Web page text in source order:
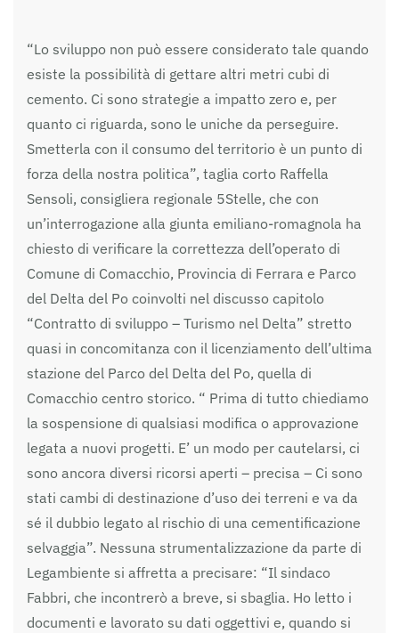
“Lo sviluppo non può essere considerato tale quando
esiste la possibilità di gettare altri metri cubi di
cemento. Ci sono strategie a impatto zero e, per
quanto ci riguarda, sono le uniche da perseguire.
Smetterla con il consumo del territorio è un punto di
forza della nostra politica”, taglia corto Raffella
Sensoli, consigliera regionale 5Stelle, che con
un’interrogazione alla giunta emiliano-romagnola ha
chiesto di verificare la correttezza dell’operato di
Comune di Comacchio, Provincia di Ferrara e Parco
del Delta del Po coinvolti nel discusso capitolo
“Contratto di sviluppo – Turismo nel Delta” stretto
quasi in concomitanza con il licenziamento dell’ultima
stazione del Parco del Delta del Po, quella di
Comacchio centro storico. “ Prima di tutto chiediamo
la sospensione di qualsiasi modifica o approvazione
legata a nuovi progetti. E’ un modo per cautelarsi, ci
sono ancora diversi ricorsi aperti – precisa – Ci sono
stati cambi di destinazione d’uso dei terreni e va da
sé il dubbio legato al rischio di una cementificazione
selvaggia”. Nessuna strumentalizzazione da parte di
Legambiente si affretta a precisare: “Il sindaco
Fabbri, che incontrerò a breve, si sbaglia. Ho letto i
documenti e lavorato su dati oggettivi e, quando si